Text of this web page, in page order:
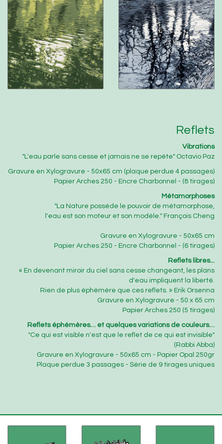
Reflets
Vibrations
"L'eau parle sans cesse et jamais ne se repète" Octavio Paz
Gravure en Xylogravure - 50x65 cm (plaque perdue 4 passages)
Papier Arches 250 - Encre Charbonnel - (8 tirages)
Métamorphoses
"La Nature possède le pouvoir de métamorphose,
l'eau est son moteur et son modèle." François Cheng
Gravure en Xylogravure - 50x65 cm
Papier Arches 250 - Encre Charbonnel - (6 tirages)
Reflets libres...
« En devenant miroir du ciel sans cesse changeant, les plans
d'eau impliquent la liberté.
Rien de plus éphémère que ces reflets. » Erik Orsenna
Gravure en Xylogravure - 50 x 65 cm
Papier Arches 250 (5 tirages)
Reflets éphémères… et quelques variations de couleurs…
"Ce qui est visible n'est que le reflet de ce qui est invisible"
(Rabbi Abba)
Gravure en Xylogravure - 50x65 cm - Papier Opal 250gr
Plaque perdue 3 passages - Série de 9 tirages uniques